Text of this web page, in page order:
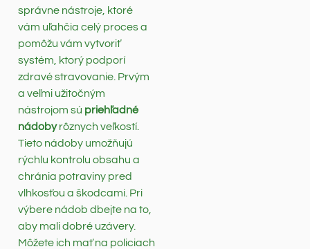
správne nástroje, ktoré
vám uľahčia celý proces a
pomôžu vám vytvoriť
systém, ktorý podporí
zdravé stravovanie. Prvým
a veľmi užitočným
nástrojom sú priehľadné
nádobyrôznych veľkostí.
Tieto nádoby umožňujú
rýchlu kontrolu obsahu a
chránia potraviny pred
vlhkosťou a škodcami. Pri
výbere nádob dbejte na to,
aby mali dobré uzávery.
Môžete ich mať na policiach